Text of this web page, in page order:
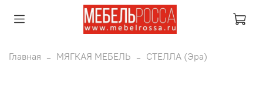
Главная МЯГКАЯ МЕБЕЛЬ СТЕЛЛА (Эра)